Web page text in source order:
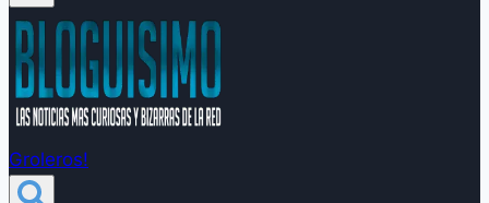
Groleros!